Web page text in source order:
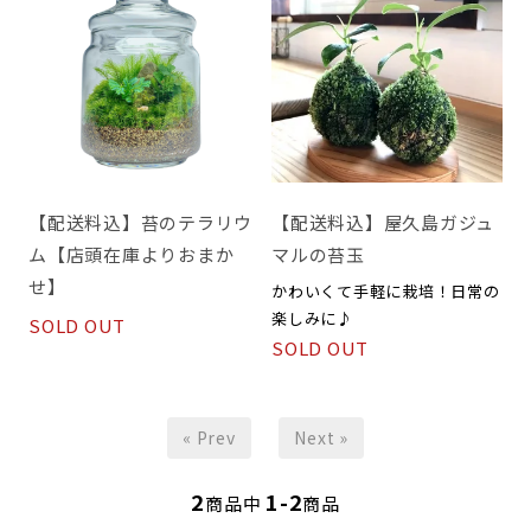
【配送料込】苔のテラリウ
ム【店頭在庫よりおまか
せ】
SOLD OUT
【配送料込】屋久島ガジュ
マルの苔玉
かわいくて手軽に栽培！日常の
楽しみに♪
SOLD OUT
« Prev Next »
2商品中 1-2商品